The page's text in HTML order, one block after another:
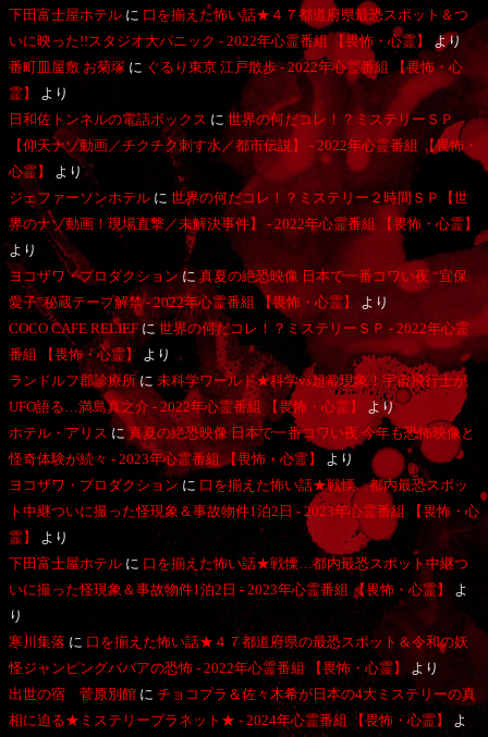
下田富士屋ホテル に 口を揃えた怖い話★４７都道府県最恐スポット＆つ
いに映った!!スタジオ大パニック - 2022年心霊番組 【畏怖・心霊】
より
番町皿屋敷 お菊塚 に ぐるり東京 江戸散歩 - 2022年心霊番組 【畏怖・心
霊】
より
日和佐トンネルの電話ボックス に 世界の何だコレ！？ミステリーＳＰ
【仰天ナゾ動画／チクチク刺す水／都市伝説】 - 2022年心霊番組 【畏怖・
心霊】
より
ジェファーソンホテル に 世界の何だコレ！？ミステリー２時間ＳＰ【世
界のナゾ動画！現場直撃／未解決事件】 - 2022年心霊番組 【畏怖・心霊】
より
ヨコザワ・プロダクションに真夏の絶恐映像 日本で一番コワい夜 “宜保
愛子”秘蔵テープ解禁 - 2022年心霊番組 【畏怖・心霊】
より
COCO CAFE RELIEFに世界の何だコレ！？ミステリーＳＰ - 2022年心霊
番組 【畏怖・心霊】
より
ランドルフ郡診療所に 未科学ワールド★科学vs超常現象！宇宙飛行士が
UFO語る…満島真之介 - 2022年心霊番組 【畏怖・心霊】
より
ホテル・アリス に真夏の絶恐映像 日本で一番コワい夜 今年も恐怖映像と
怪奇体験が続々 - 2023年心霊番組 【畏怖・心霊】
より
ヨコザワ・プロダクション に 口を揃えた怖い話★戦慄…都内最恐スポッ
ト中継ついに撮った怪現象＆事故物件1泊2日 - 2023年心霊番組 【畏怖・心
霊】
より
下田富士屋ホテル に 口を揃えた怖い話★戦慄…都内最恐スポット中継つ
いに撮った怪現象＆事故物件1泊2日 - 2023年心霊番組 【畏怖・心霊】
よ
り
寒川集落 に 口を揃えた怖い話★４７都道府県の最恐スポット＆令和の妖
怪ジャンピングババアの恐怖 - 2022年心霊番組 【畏怖・心霊】
より
出世の宿 菅原別館 に チョコプラ＆佐々木希が日本の4大ミステリーの真
相に迫る★ミステリープラネット★ - 2024年心霊番組 【畏怖・心霊】
よ